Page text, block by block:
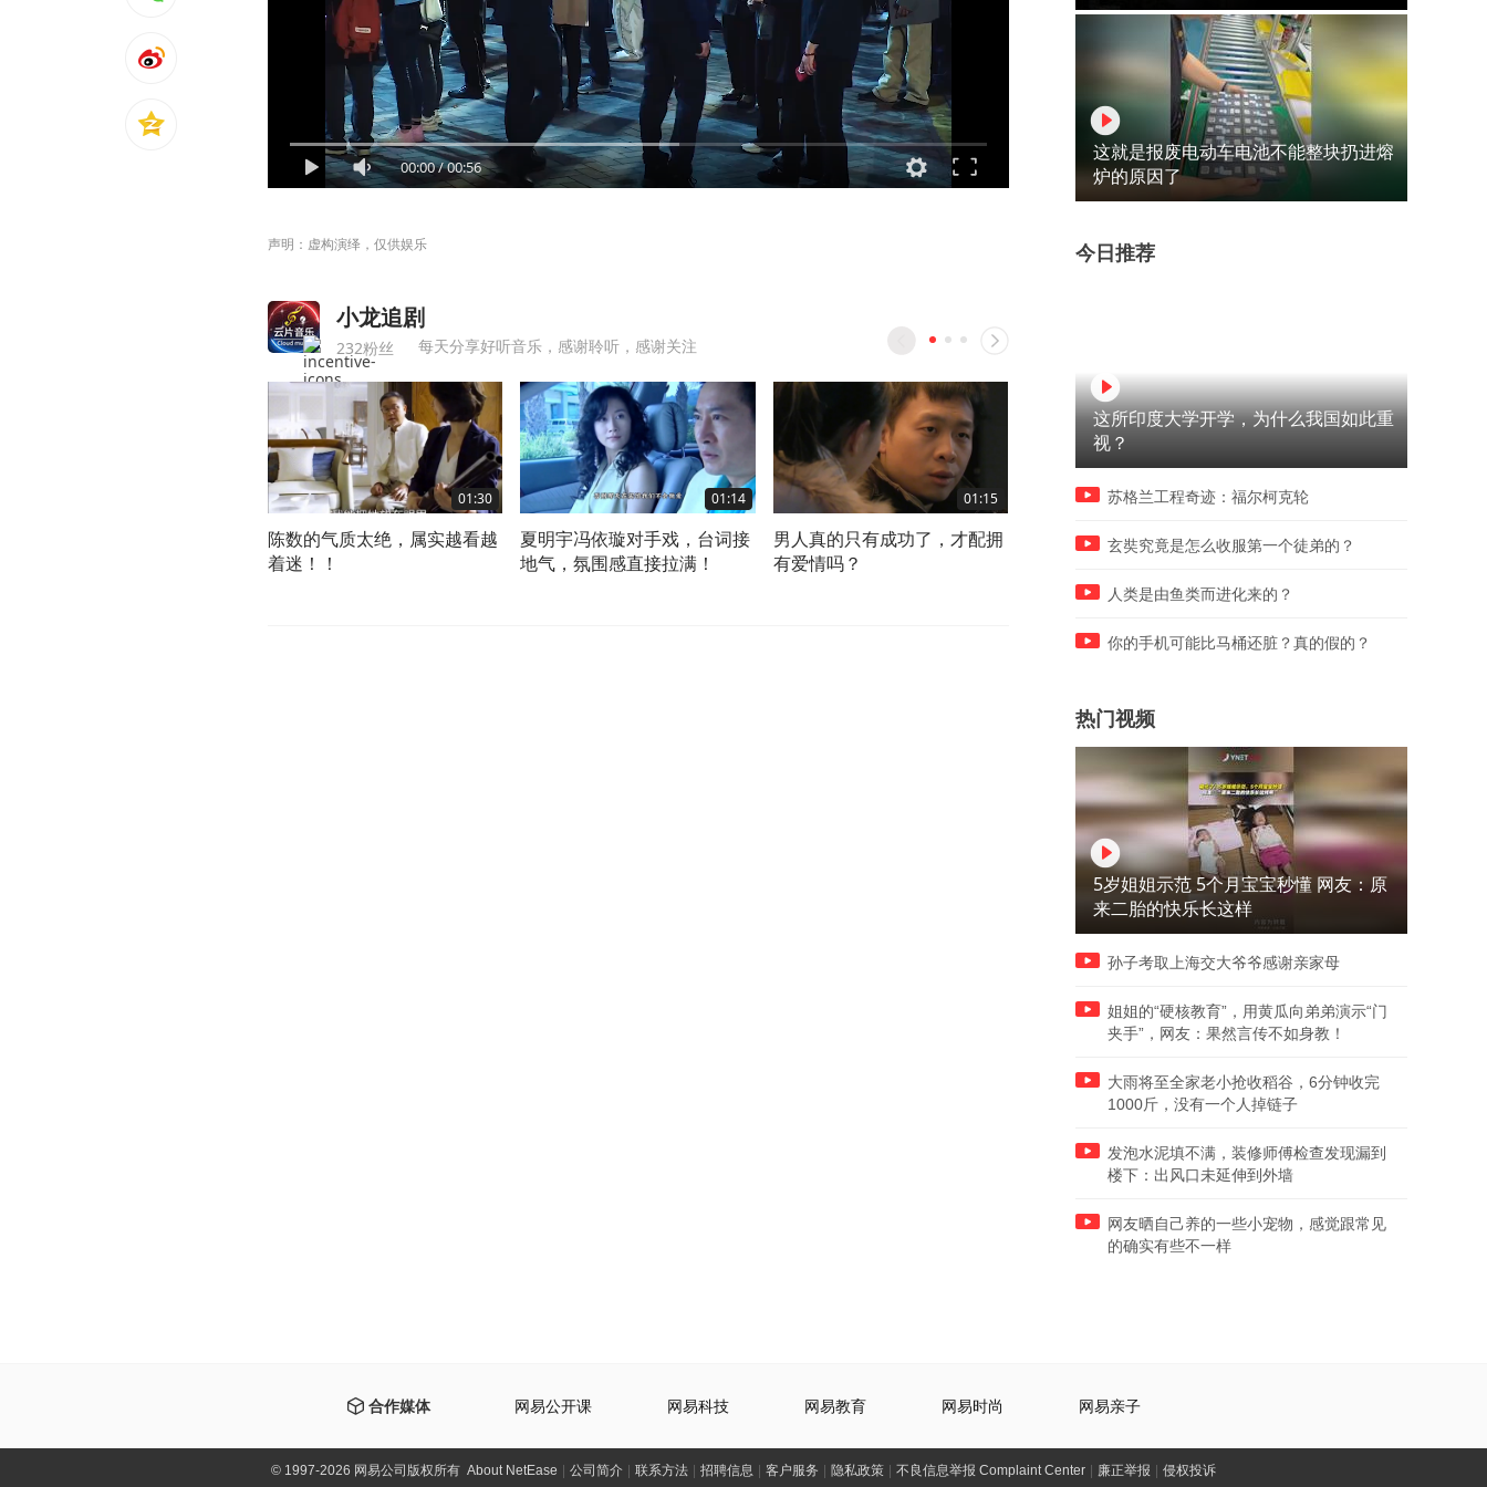
00:00/00:56
声明：虚构演绎，仅供娱乐
小龙追剧
232粉丝 每天分享好听音乐，感谢聆听，感谢关注
01:30
陈数的气质太绝，属实越看越
着迷！！
01:14
夏明宇冯依璇对手戏，台词接
地气，氛围感直接拉满！
01:15
男人真的只有成功了，才配拥
有爱情吗？
00:37
谁看谁不迷糊，想走歪路，才
到了这个年纪，才读懂蜗居
都理解了
这就是报废电动车电池不能整块扔进熔
炉的原因了
今日推荐
这所印度大学开学，为什么我国如此重
视？
苏格兰工程奇迹：福尔柯克轮
玄奘究竟是怎么收服第一个徒弟的？
人类是由鱼类而进化来的？
你的手机可能比马桶还脏？真的假的？
热门视频
5岁姐姐示范 5个月宝宝秒懂 网友：原
来二胎的快乐长这样
孙子考取上海交大爷爷感谢亲家母
姐姐的“硬核教育”，用黄瓜向弟弟演示“门
夹手”，网友：果然言传不如身教！
大雨将至全家老小抢收稻谷，6分钟收完
1000斤，没有一个人掉链子
发泡水泥填不满，装修师傅检查发现漏到
楼下：出风口未延伸到外墙
网友晒自己养的一些小宠物，感觉跟常见
的确实有些不一样
合作媒体 网易公开课 网易科技 网易教育 网易时尚 网易亲子
©1997-2026 网易公司版权所有 About NetEase 公司简介 联系方法 招聘信息 客户服务 隐私政策 不良信息举报 Complaint Center 廉正举报 侵权投诉